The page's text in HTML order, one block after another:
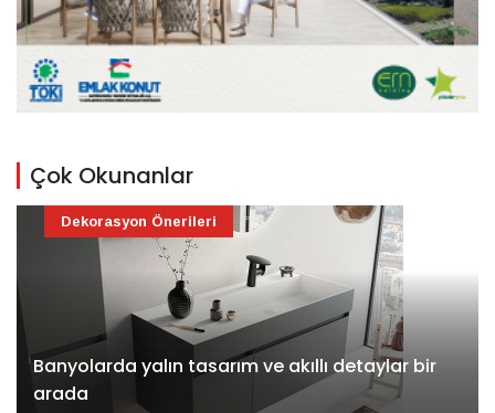
Çok Okunanlar
Banyolarda yalın tasarım ve akıllı detaylar bir
arada
Dekorasyon Önerileri